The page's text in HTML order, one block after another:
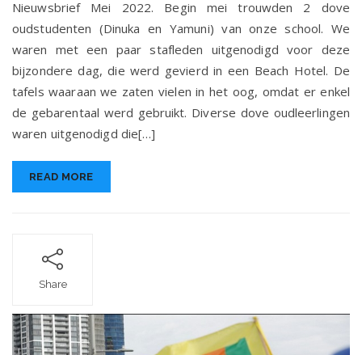
Nieuwsbrief Mei 2022. Begin mei trouwden 2 dove
oudstudenten (Dinuka en Yamuni) van onze school. We
waren met een paar stafleden uitgenodigd voor deze
bijzondere dag, die werd gevierd in een Beach Hotel. De
tafels waaraan we zaten vielen in het oog, omdat er enkel
de gebarentaal werd gebruikt. Diverse dove oudleerlingen
waren uitgenodigd die[…]
READ MORE
Share